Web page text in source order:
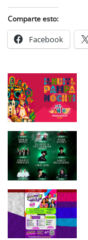
Comparte esto:
Facebook